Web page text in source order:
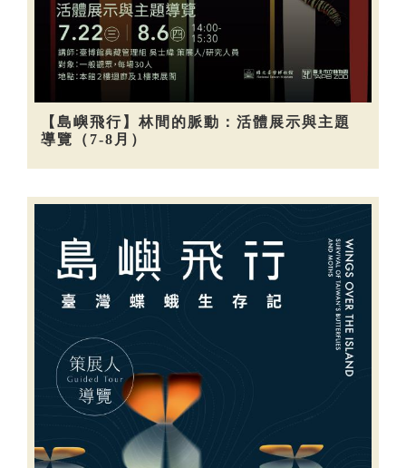
【島嶼飛行】林間的脈動：活體展示與主題
導覽（7-8月）